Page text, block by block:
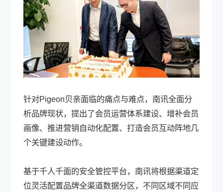
针对Pigeon贝亲面临的痛点与难点，南讯全面分
析品牌现状，提出了会员运营体系建设、增补会员
画像、推进营销自动化配置、打造会员互动阵地几
个关键建设动作。
基于千人千面的安全管控平台，南讯将根据渠道定
位灵活配置品牌全渠道数据分区，不同区域不同应